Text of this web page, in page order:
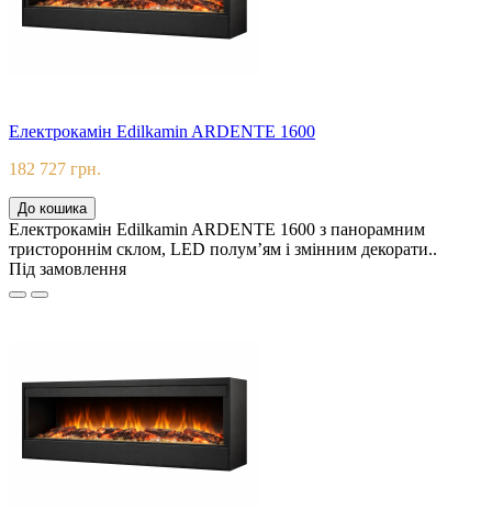
Електрокамін Edilkamin ARDENTE 1600
182 727 грн.
До кошика
Електрокамін Edilkamin ARDENTE 1600 з панорамним
тристороннім склом, LED полум’ям і змінним декорати..
Під замовлення